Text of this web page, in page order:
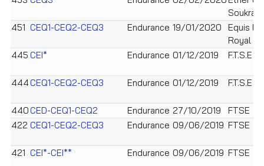
Soukra
451 CEQ1-CEQ2-CEQ3 Endurance 19/01/2020
Equis
Royal
445 CEI* Endurance 01/12/2019 F.T.S.E
444CEQ1-CEQ2-CEQ3 Endurance 01/12/2019 F.T.S.E
440CED-CEQ1-CEQ2 Endurance 27/10/2019
FTSE
422 CEQ1-CEQ2-CEQ3 Endurance 09/06/2019 FTSE
421 CEI*-CEI** Endurance 09/06/2019 FTSE